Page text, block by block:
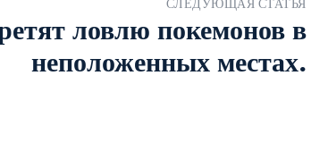
СЛЕДУЮЩАЯ СТАТЬЯ
ловлю покемонов в
неположенных местах.